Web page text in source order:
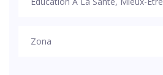
Zona